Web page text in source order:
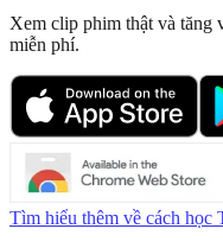
Xem clip phim thật và tăng
miễn phí.
Tìm hiểu thêm về cách